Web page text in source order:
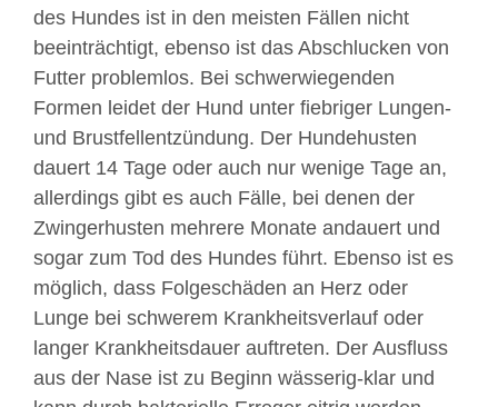
des Hundes ist in den meisten Fällen nicht
beeinträchtigt, ebenso ist das Abschlucken von
Futter problemlos. Bei schwerwiegenden
Formen leidet der Hund unter fiebriger Lungen-
und Brustfellentzündung. Der Hundehusten
dauert 14 Tage oder auch nur wenige Tage an,
allerdings gibt es auch Fälle, bei denen der
Zwingerhusten mehrere Monate andauert und
sogar zum Tod des Hundes führt. Ebenso ist es
möglich, dass Folgeschäden an Herz oder
Lunge bei schwerem Krankheitsverlauf oder
langer Krankheitsdauer auftreten. Der Ausfluss
aus der Nase ist zu Beginn wässerig-klar und